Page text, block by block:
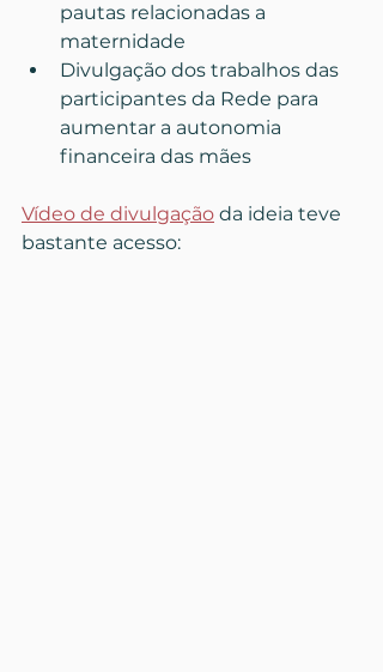
pautas relacionadas a
maternidade
Divulgação dos trabalhos das
participantes da Rede para
aumentar a autonomia
financeira das mães
Vídeo de divulgação da ideia teve
bastante acesso: